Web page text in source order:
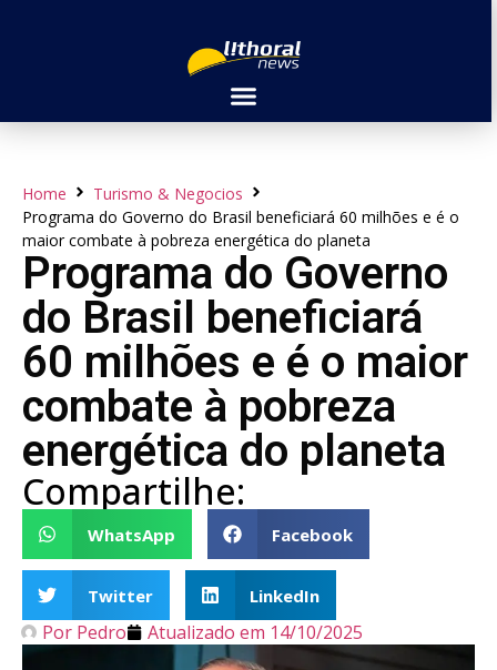
Home
Turismo & Negocios
Programa do Governo do Brasil beneficiará 60 milhões e é o
maior combate à pobreza energética do planeta
Programa do Governo
do Brasil beneficiará
60 milhões e é o maior
combate à pobreza
energética do planeta
Compartilhe:
WhatsApp Facebook
Twitter LinkedIn
Por Pedro Atualizado em 14/10/2025